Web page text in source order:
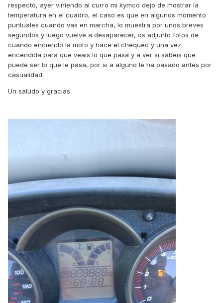
respecto, ayer viniendo al curro mi kymco dejo de mostrar la
temperatura en el cuadro, el caso es que en algunos momento
puntuales cuando vas en marcha, lo muestra por unos breves
segundos y luego vuelve a desaparecer, os adjunto fotos de
cuando enciendo la moto y hace el chequeo y una vez
encendida para que veais lo que pasa y a ver si sabeis que
puede ser lo que le pasa, por si a alguno le ha pasado antes por
casualidad.
Un saludo y gracias